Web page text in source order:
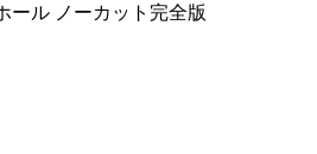
ール ノーカット完全版